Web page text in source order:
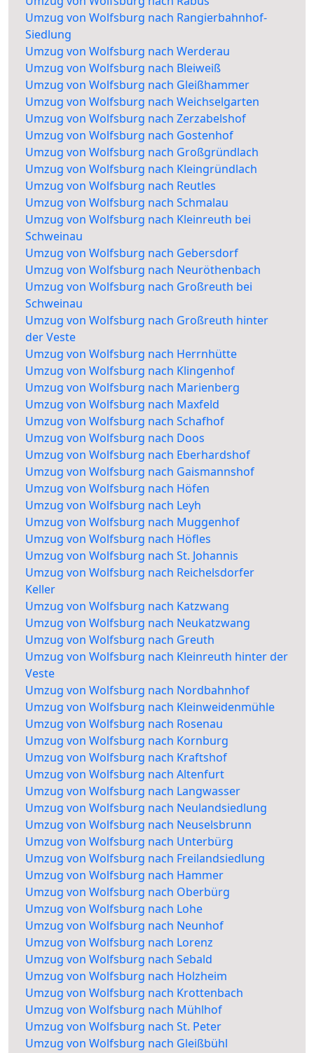
Umzug von Wolfsburg nach Rangierbahnhof-
Siedlung
Umzug von Wolfsburg nach Werderau
Umzug von Wolfsburg nach Bleiweiß
Umzug von Wolfsburg nach Gleißhammer
Umzug von Wolfsburg nach Weichselgarten
Umzug von Wolfsburg nach Zerzabelshof
Umzug von Wolfsburg nach Gostenhof
Umzug von Wolfsburg nach Großgründlach
Umzug von Wolfsburg nach Kleingründlach
Umzug von Wolfsburg nach Reutles
Umzug von Wolfsburg nach Schmalau
Umzug von Wolfsburg nach Kleinreuth bei
Schweinau
Umzug von Wolfsburg nach Gebersdorf
Umzug von Wolfsburg nach Neuröthenbach
Umzug von Wolfsburg nach Großreuth bei
Schweinau
Umzug von Wolfsburg nach Großreuth hinter
der Veste
Umzug von Wolfsburg nach Herrnhütte
Umzug von Wolfsburg nach Klingenhof
Umzug von Wolfsburg nach Marienberg
Umzug von Wolfsburg nach Maxfeld
Umzug von Wolfsburg nach Schafhof
Umzug von Wolfsburg nach Doos
Umzug von Wolfsburg nach Eberhardshof
Umzug von Wolfsburg nach Gaismannshof
Umzug von Wolfsburg nach Höfen
Umzug von Wolfsburg nach Leyh
Umzug von Wolfsburg nach Muggenhof
Umzug von Wolfsburg nach Höfles
Umzug von Wolfsburg nach St. Johannis
Umzug von Wolfsburg nach Reichelsdorfer
Keller
Umzug von Wolfsburg nach Katzwang
Umzug von Wolfsburg nach Neukatzwang
Umzug von Wolfsburg nach Greuth
Umzug von Wolfsburg nach Kleinreuth hinter der
Veste
Umzug von Wolfsburg nach Nordbahnhof
Umzug von Wolfsburg nach Kleinweidenmühle
Umzug von Wolfsburg nach Rosenau
Umzug von Wolfsburg nach Kornburg
Umzug von Wolfsburg nach Kraftshof
Umzug von Wolfsburg nach Altenfurt
Umzug von Wolfsburg nach Langwasser
Umzug von Wolfsburg nach Neulandsiedlung
Umzug von Wolfsburg nach Neuselsbrunn
Umzug von Wolfsburg nach Unterbürg
Umzug von Wolfsburg nach Freilandsiedlung
Umzug von Wolfsburg nach Hammer
Umzug von Wolfsburg nach Oberbürg
Umzug von Wolfsburg nach Lohe
Umzug von Wolfsburg nach Neunhof
Umzug von Wolfsburg nach Lorenz
Umzug von Wolfsburg nach Sebald
Umzug von Wolfsburg nach Holzheim
Umzug von Wolfsburg nach Krottenbach
Umzug von Wolfsburg nach Mühlhof
Umzug von Wolfsburg nach St. Peter
Umzug von Wolfsburg nach Gleißbühl